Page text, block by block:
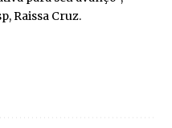
Raissa Cruz.